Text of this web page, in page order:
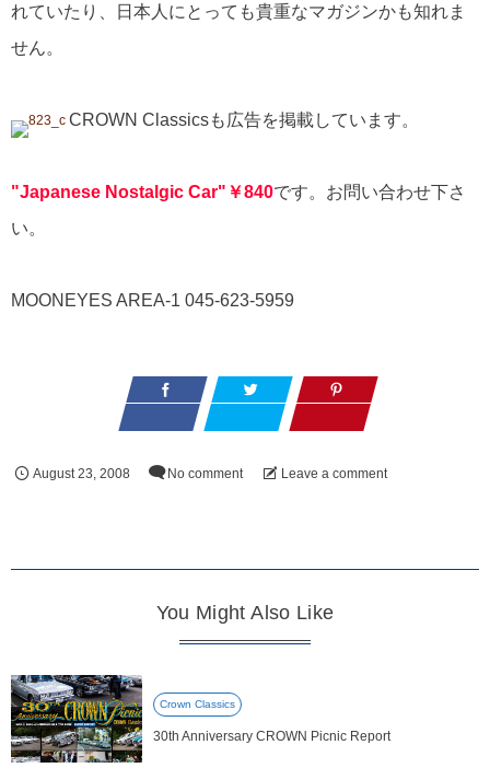
れていたり、日本人にとっても貴重なマガジンかも知れま
せん。
CROWN Classicsも広告を掲載しています。
"Japanese Nostalgic Car"￥840です。お問い合わせ下さ
い。
MOONEYES AREA-1 045-623-5959
August 23, 2008 No comment Leave a comment
You Might Also Like
Crown Classics
30th Anniversary CROWN Picnic Report